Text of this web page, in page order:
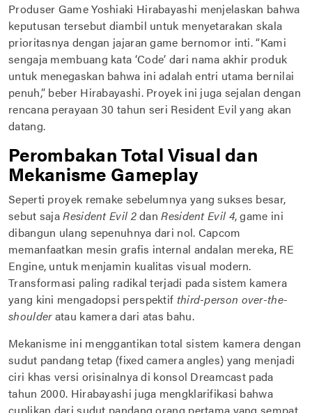
Produser Game Yoshiaki Hirabayashi menjelaskan bahwa
keputusan tersebut diambil untuk menyetarakan skala
prioritasnya dengan jajaran game bernomor inti. “Kami
sengaja membuang kata ‘Code’ dari nama akhir produk
untuk menegaskan bahwa ini adalah entri utama bernilai
penuh,” beber Hirabayashi. Proyek ini juga sejalan dengan
rencana perayaan 30 tahun seri Resident Evil yang akan
datang.
Perombakan Total Visual dan
Mekanisme Gameplay
Seperti proyek remake sebelumnya yang sukses besar,
sebut sajaResident Evil 2danResident Evil 4, game ini
dibangun ulang sepenuhnya dari nol. Capcom
memanfaatkan mesin grafis internal andalan mereka, RE
Engine, untuk menjamin kualitas visual modern.
Transformasi paling radikal terjadi pada sistem kamera
yang kini mengadopsi perspektif third-person over-the-
shoulderatau kamera dari atas bahu.
Mekanisme ini menggantikan total sistem kamera dengan
sudut pandang tetap (fixed camera angles) yang menjadi
ciri khas versi orisinalnya di konsol Dreamcast pada
tahun 2000. Hirabayashi juga mengklarifikasi bahwa